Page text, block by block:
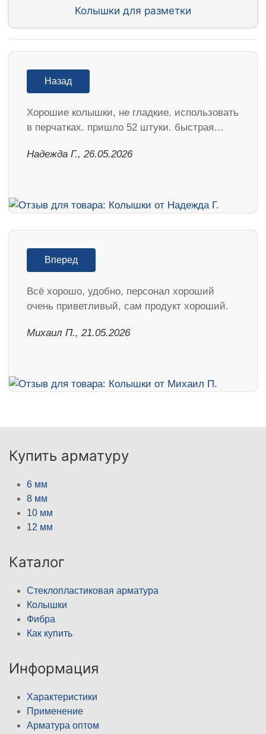
Колышки для разметки
Назад
Хорошие колышки, не гладкие. использовать
в перчатках. пришло 52 штуки. быстрая…
Надежда Г., 26.05.2026
Вперед
Всё хорошо, удобно, персонал хороший
очень приветливый, сам продукт хороший.
Михаил П., 21.05.2026
Купить арматуру
6 мм
8 мм
10 мм
12 мм
Каталог
Стеклопластиковая арматура
Колышки
Фибра
Как купить
Информация
Характеристики
Применение
Арматура оптом